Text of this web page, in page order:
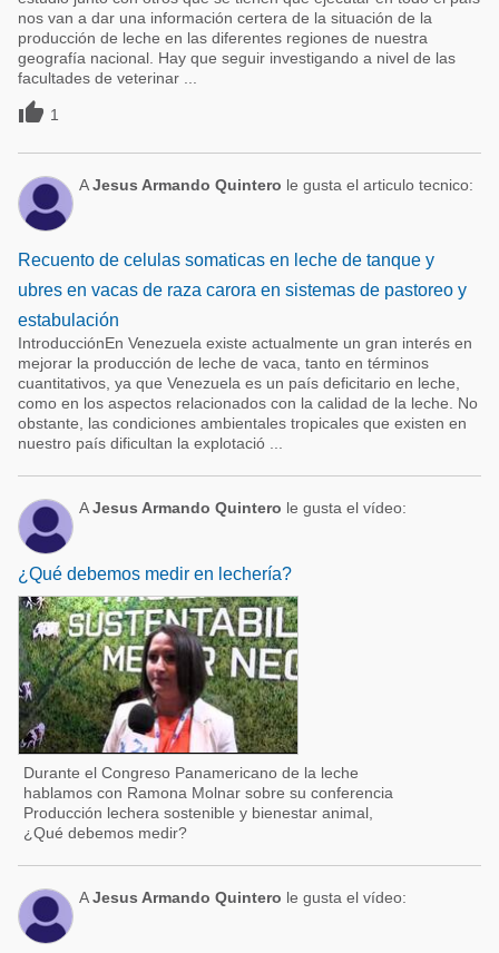
nos van a dar una información certera de la situación de la
producción de leche en las diferentes regiones de nuestra
geografía nacional. Hay que seguir investigando a nivel de las
facultades de veterinar ...
 1
AJesus Armando Quintero le gusta el articulo tecnico:
Recuento de celulas somaticas en leche de tanque y
ubres en vacas de raza carora en sistemas de pastoreo y
estabulación
IntroducciónEn Venezuela existe actualmente un gran interés en
mejorar la producción de leche de vaca, tanto en términos
cuantitativos, ya que Venezuela es un país deficitario en leche,
como en los aspectos relacionados con la calidad de la leche. No
obstante, las condiciones ambientales tropicales que existen en
nuestro país dificultan la explotació ...
AJesus Armando Quintero le gusta el vídeo:
¿Qué debemos medir en lechería?
Durante el Congreso Panamericano de la leche
hablamos con Ramona Molnar sobre su conferencia
Producción lechera sostenible y bienestar animal,
¿Qué debemos medir?
AJesus Armando Quintero le gusta el vídeo: